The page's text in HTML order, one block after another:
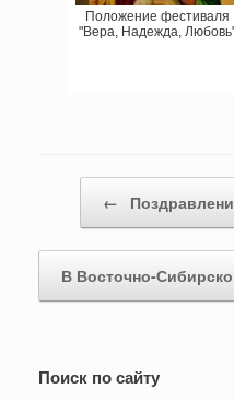
Положение фестиваля
"Вера, Надежда,
←
В Восточно-
Поиск по сайту